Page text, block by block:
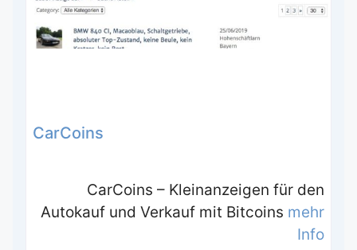
CarCoins
CarCoins – Kleinanzeigen für den
Autokauf und Verkauf mit Bitcoins mehr
Info